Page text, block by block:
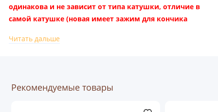
одинакова и не зависит от типа катушки, отличие в
самой катушке (новая имеет зажим для кончика
можете выбрать тип катушки, это зависит от цвета,
В одной катушке содержится нити (старый/новый тип):
Читать дальше
Рекомендуемые товары